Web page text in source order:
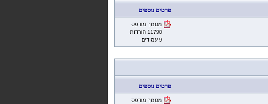
פרטים נוספים
מסמך מודפס
11790 הורדות
9 עמודים
פרטים נוספים
מסמך מודפס